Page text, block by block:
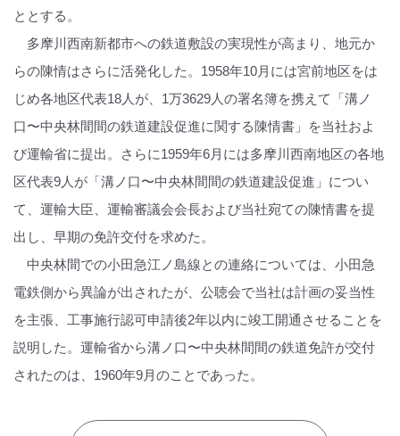
ととする。
多摩川西南新都市への鉄道敷設の実現性が高まり、地元か
らの陳情はさらに活発化した。1958年10月には宮前地区をは
じめ各地区代表18人が、1万3629人の署名簿を携えて「溝ノ
口〜中央林間間の鉄道建設促進に関する陳情書」を当社およ
び運輸省に提出。さらに1959年6月には多摩川西南地区の各地
区代表9人が「溝ノ口〜中央林間間の鉄道建設促進」につい
て、運輸大臣、運輸審議会会長および当社宛ての陳情書を提
出し、早期の免許交付を求めた。
中央林間での小田急江ノ島線との連絡については、小田急
電鉄側から異論が出されたが、公聴会で当社は計画の妥当性
を主張、工事施行認可申請後2年以内に竣工開通させることを
説明した。運輸省から溝ノ口〜中央林間間の鉄道免許が交付
されたのは、1960年9月のことであった。